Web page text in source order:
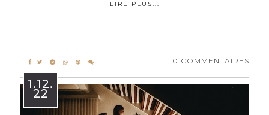
LIRE PLUS...
0 COMMENTAIRES
1.12.
22